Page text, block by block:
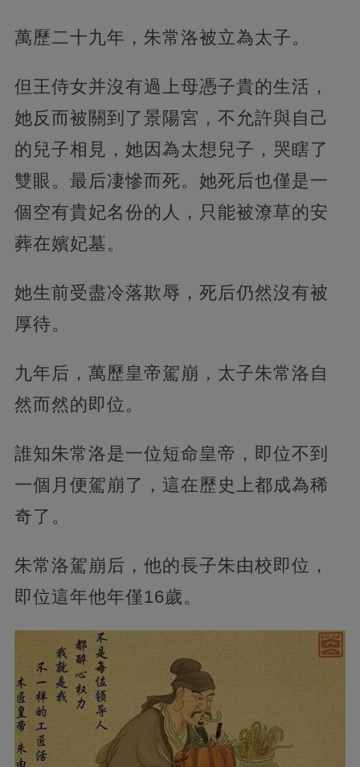
萬歷二十九年，朱常洛被立為太子。
但王侍女并沒有過上母憑子貴的生活，
她反而被關到了景陽宮，不允許與自己
的兒子相見，她因為太想兒子，哭瞎了
雙眼。最后凄慘而死。她死后也僅是一
個空有貴妃名份的人，只能被潦草的安
葬在嬪妃墓。
她生前受盡冷落欺辱，死后仍然沒有被
厚待。
九年后，萬歷皇帝駕崩，太子朱常洛自
然而然的即位。
誰知朱常洛是一位短命皇帝，即位不到
一個月便駕崩了，這在歷史上都成為稀
奇了。
朱常洛駕崩后，他的長子朱由校即位，
即位這年他年僅16歲。